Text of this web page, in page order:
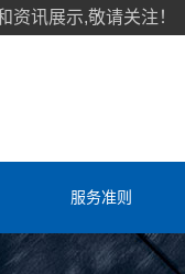
资讯展示,敬请关注！
服务准则